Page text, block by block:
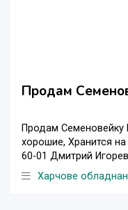
Продам
Продам
хорошие, Хранится
60-01 Дмитрий
Харчове